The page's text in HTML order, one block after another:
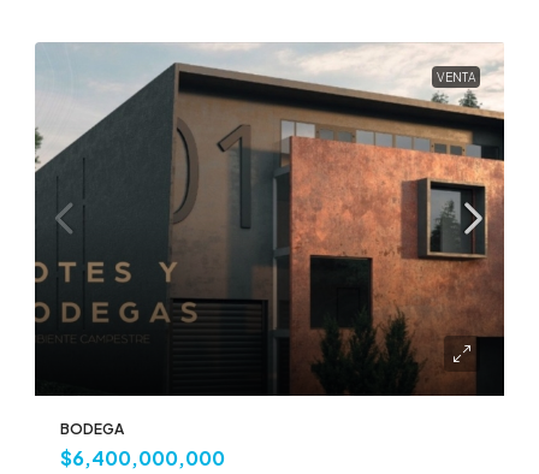
VENTA
BODEGA
$6,400,000,000